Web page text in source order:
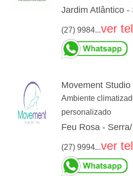
Jardim Atlântico -
(27) 9984...ver
Movement
Ambiente
personalizado
Feu Rosa -
(27) 9994...ver